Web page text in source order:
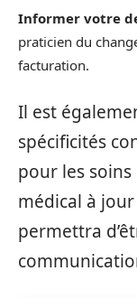
Informer votre
praticien du
facturation.
Il est
spécificités
pour les
médical à
permettra